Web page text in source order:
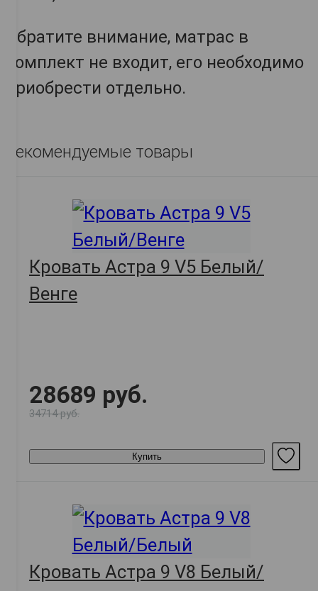
Обратите внимание, матрас в
комплект не входит, его необходимо
приобрести отдельно.
Рекомендуемые товары
Кровать Астра 9 V5 Белый/
Венге
28689 руб.
34714 руб.
Купить
Кровать Астра 9 V8 Белый/